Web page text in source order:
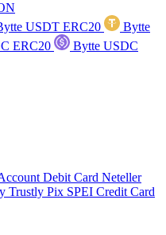
USDT ERC20
Bytte
ERC20
Bytte USDC
Debit Card Neteller
Trustly Pix SPEI Credit Card